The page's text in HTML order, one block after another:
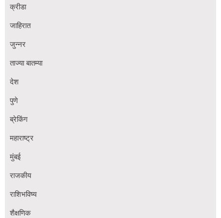
क्रीडा
जाहिरात
जुन्नर
ताज्या बातम्या
देश
पुणे
ब्रेकिंग
महाराष्ट्र
मुंबई
राजकीय
राशिभविष्य
शैक्षणिक